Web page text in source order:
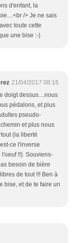
d'enfant, la
/> Je ne sais
toute cette
une bise :-)
21/04/2017 08:16
doigt dessus....nous
pédalons, et plus
pseudo-
et plus nous
(la liberté
ce l'inverse
!!). Souviens-
besoin de bière
de tout !!! Ben à
bise, et de te faire un